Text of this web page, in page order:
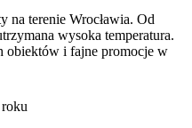
na terenie Wrocławia. Od
wysoka temperatura.
obiektów i fajne promocje w